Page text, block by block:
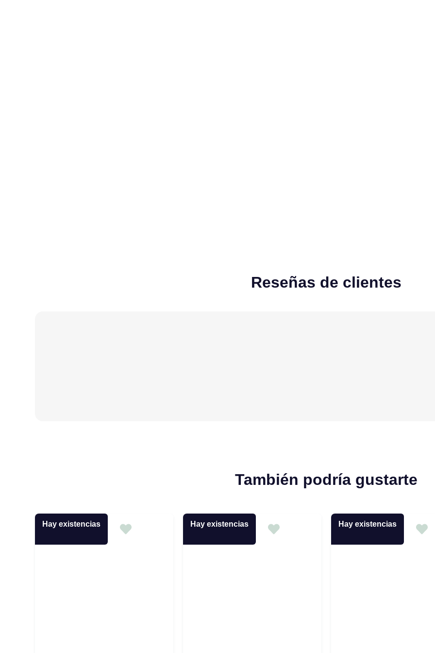
Reseñas de clientes
También podría gustarte
Hay existencias Hay existencias Hay existencias